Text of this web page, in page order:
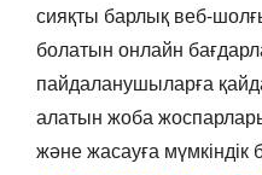
сияқты барлық веб-
болатын онлайн
пайдаланушыларға
алатын жоба
және жасауға